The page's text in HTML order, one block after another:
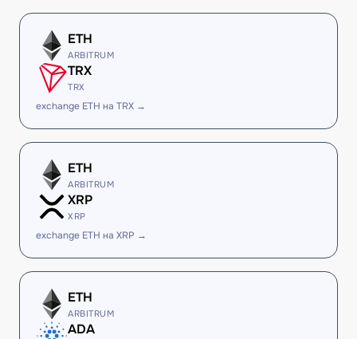
ETH
ARBITRUM
TRX
TRX
exchange ETH на TRX →
ETH
ARBITRUM
XRP
XRP
exchange ETH на XRP →
ETH
ARBITRUM
ADA